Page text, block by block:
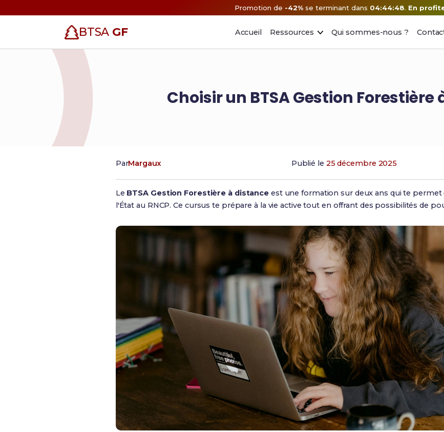
Promotion de -42% se terminant dans 04:44:47. En
BTSA GF Accueil Ressources Qui sommes-nous ?
Choisir un BTSA Gestion Forestière
ParMargaux Publié le 25 décembre 2025
Le BTSA Gestion Forestière à distance est une formation sur deux ans qui te
l'État au RNCP. Ce cursus te prépare à la vie active tout en offrant des possibilités de